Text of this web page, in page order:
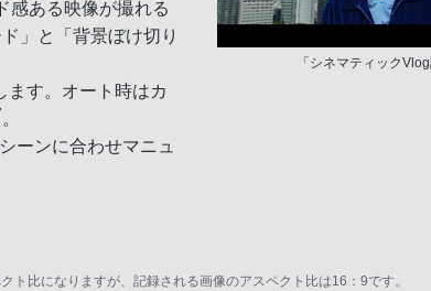
「シネマティックVlog
感ある映像が撮れる
」と「背景ぼけ切り
ます。オート時はカ
。
ーンに合わせマニュ
比になりますが、記録される画像のアスペクト比は16：9です。